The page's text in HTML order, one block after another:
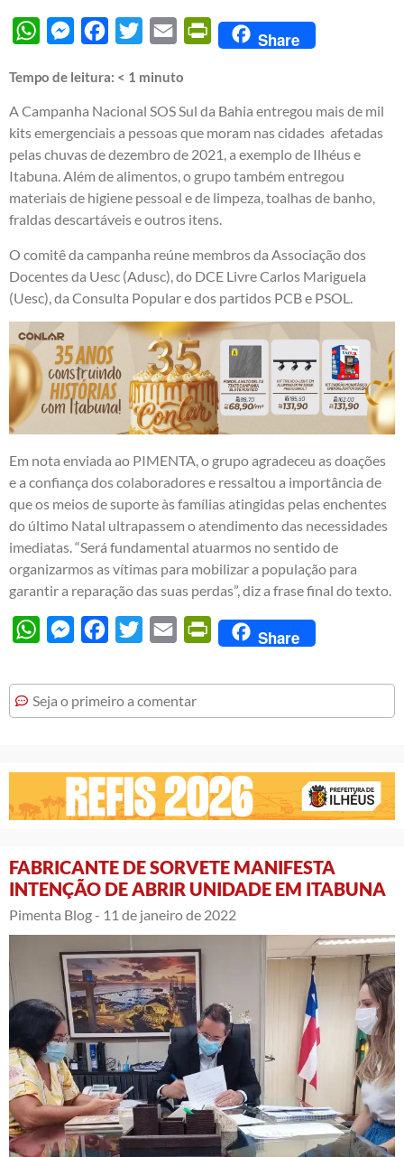
WhatsAppMessengerFacebook
Twitter Email PrintFriendly
Share
Tempo de leitura: < 1 minuto
A Campanha Nacional SOS Sul da Bahia entregou mais de mil
kits emergenciais a pessoas que moram nas cidades afetadas
pelas chuvas de dezembro de 2021, a exemplo de Ilhéus e
Itabuna. Além de alimentos, o grupo também entregou
materiais de higiene pessoal e de limpeza, toalhas de banho,
fraldas descartáveis e outros itens.
O comitê da campanha reúne membros da Associação dos
Docentes da Uesc (Adusc), do DCE Livre Carlos Mariguela
(Uesc), da Consulta Popular e dos partidos PCB e PSOL.
Em nota enviada ao PIMENTA, o grupo agradeceu as doações
e a confiança dos colaboradores e ressaltou a importância de
que os meios de suporte às famílias atingidas pelas enchentes
do último Natal ultrapassem o atendimento das necessidades
imediatas. “Será fundamental atuarmos no sentido de
organizarmos as vítimas para mobilizar a população para
garantir a reparação das suas perdas”, diz a frase final do texto.
WhatsAppMessengerFacebook
Twitter Email PrintFriendly
Share
Seja o primeiro a comentar
FABRICANTE DE SORVETE MANIFESTA
INTENÇÃO DE ABRIR UNIDADE EM ITABUNA
Pimenta Blog - 11 de janeiro de 2022